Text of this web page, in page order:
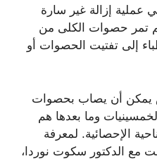
إزالة غير سارة
تمر حصوات الكلى من
إلى تفتيت الحصوات أو
أن يصاب بحصوات
وما بعدها هم
الإحصائية. لمعرفة
مع الدكتور سكوت نوردا،